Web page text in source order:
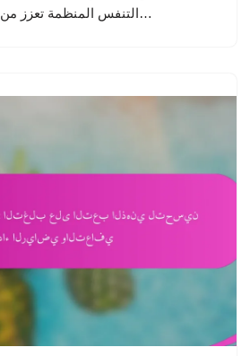
التنفس المنظمة تعزز من وضوح الذهن. تساعد…